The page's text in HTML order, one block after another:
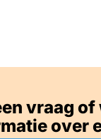
vraag of
over